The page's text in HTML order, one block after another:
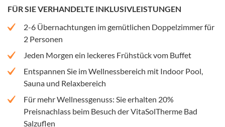
FÜR SIE VERHANDELTE INKLUSIVLEISTUNGEN
2-6 Übernachtungen im gemütlichen Doppelzimmer für
2 Personen
Jeden Morgen ein leckeres Frühstück vom Buffet
Entspannen Sie im Wellnessbereich mit Indoor Pool,
Sauna und Relaxbereich
Für mehr Wellnessgenuss: Sie erhalten 20%
Preisnachlass beim Besuch der VitaSolTherme Bad
Salzuflen